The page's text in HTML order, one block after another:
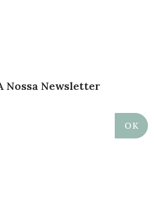
Nossa Newsletter